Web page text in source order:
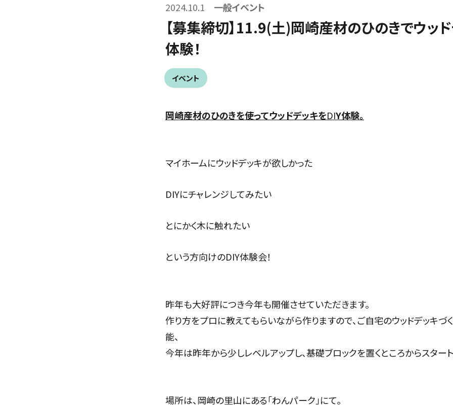
2024.10.1 一般イベント
【募集締切】11.9(土)岡崎産材のひのきでウッ
体験！
イベント
岡崎産材のひのきを使ってウッドデッキをDIY体験。
マイホームにウッドデッキが欲しかった
DIYにチャレンジしてみたい
とにかく木に触れたい
という方向けのDIY体験会！
昨年も大好評につき今年も開催させていただきます。
作り方をプロに教えてもらいながら作りますので、ご自宅のウッドデッキづ
能、
今年は昨年から少しレベルアップし、基礎ブロックを置くところからスター
場所は、岡崎の里山にある「わんパーク」にて。